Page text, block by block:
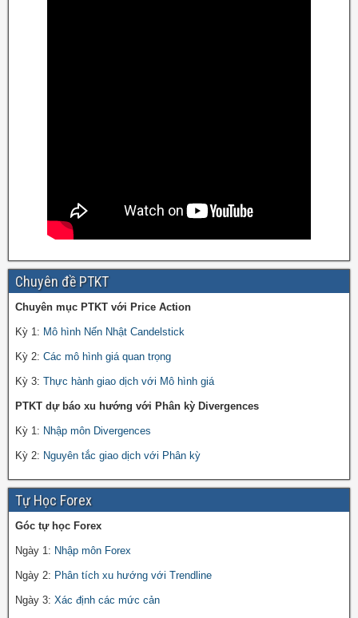
Chuyên đề PTKT
Chuyên mục PTKT với Price Action
Kỳ 1: Mô hình Nến Nhật Candelstick
Kỳ 2: Các mô hình giá quan trọng
Kỳ 3: Thực hành giao dịch với Mô hình giá
PTKT dự báo xu hướng với Phân kỳ Divergences
Kỳ 1: Nhập môn Divergences
Kỳ 2: Nguyên tắc giao dịch với Phân kỳ
Tự Học Forex
Góc tự học Forex
Ngày 1: Nhập môn Forex
Ngày 2: Phân tích xu hướng với Trendline
Ngày 3: Xác định các mức cản